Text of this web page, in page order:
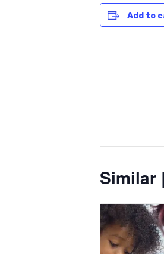
Add to
Similar